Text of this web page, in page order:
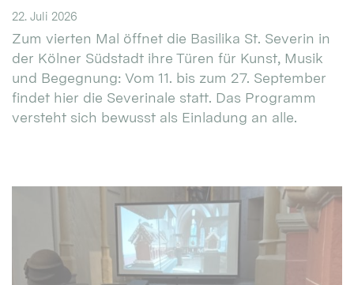
22. Juli 2026
Zum vierten Mal öffnet die Basilika St. Severin in
der Kölner Südstadt ihre Türen für Kunst, Musik
und Begegnung: Vom 11. bis zum 27. September
findet hier die Severinale statt. Das Programm
versteht sich bewusst als Einladung an alle.